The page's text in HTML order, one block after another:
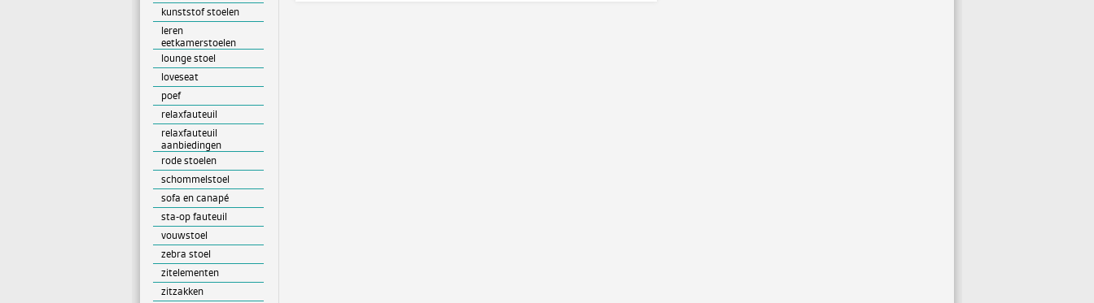
kunststof stoelen
leren
eetkamerstoelen
lounge stoel
loveseat
poef
relaxfauteuil
relaxfauteuil
aanbiedingen
rode stoelen
schommelstoel
sofa en canapé
sta-op fauteuil
vouwstoel
zebra stoel
zitelementen
zitzakken